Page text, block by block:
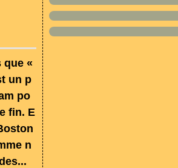
que «
un p
po
fin. E
n